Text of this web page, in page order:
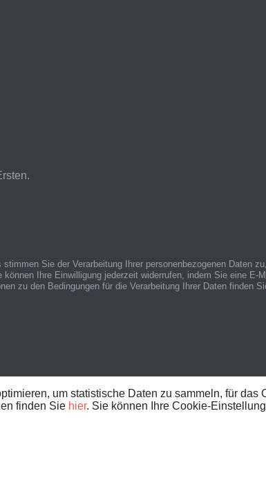
Sie der Verarbeitung Ihrer personenbezogenen Daten
Ihre Einwilligung jederzeit widerrufen, indem Sie eine
zu den Bedingungen für die Verarbeitung Ihrer Daten finden
um statistische Daten zu sammeln, für
finden Sie hier. Sie können Ihre Cookie-